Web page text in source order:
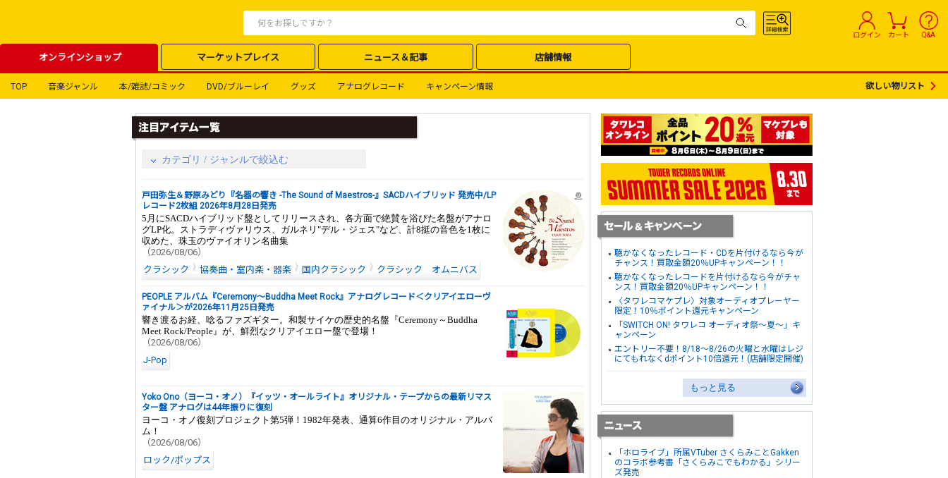
ログイン カート Q&A
オンラインショップ マーケットプレイス ニュース＆記事 店舗情報
TOP 音楽ジャンル 本/雑誌/コミック DVD/ブルーレイ グッズ アナログレコード キャンペーン情報 欲しい物リスト
カテゴリ / ジャンルで絞込む
戸田弥生＆野原みどり『名器の響き -The Sound of Maestros-』SACDハイブリッド 発売中/LP
レコード2枚組 2026年8月28日発売
5月にSACDハイブリッド盤としてリリースされ、各方面で絶賛を浴びた名盤がアナロ
グLP化。ストラディヴァリウス、ガルネリ"デル・ジェス"など、計8挺の音色を1枚に
収めた、珠玉のヴァイオリン名曲集
（2026/08/06）
クラシック
協奏曲・室内楽・器楽 国内クラシック クラシック オムニバス
PEOPLE アルバム『Ceremony～Buddha Meet Rock』アナログレコード＜クリアイエローヴ
ァイナル＞が2026年11月25日発売
響き渡るお経、唸るファズギター。和製サイケの歴史的名盤『Ceremony～Buddha
Meet Rock/People』が、鮮烈なクリアイエロー盤で登場！
（2026/08/06）
J-Pop
Yoko Ono（ヨーコ・オノ）『イッツ・オールライト』オリジナル・テープからの最新リマス
ター盤 アナログは44年振りに復刻
ヨーコ・オノ復刻プロジェクト第5弾！1982年発表、通算6作目のオリジナル・アルバ
ム！
（2026/08/06）
ロック/ポップス
聴かなくなったレコード・CDを片付けるなら今が
チャンス！買取金額20％UPキャンペーン！！
聴かなくなったレコードを片付けるなら今がチャ
ンス！買取金額20％UPキャンペーン！！
〈タワレコマケプレ〉対象オーディオプレーヤー
限定！10％ポイント還元キャンペーン
「SWITCH ON! タワレコ オーディオ祭～夏～」キ
ャンペーン
エントリー不要！8/18～8/26の火曜と水曜はレジ
にてもれなくdポイント10倍還元！(店舗限定開催)
もっと見る
「ホロライブ」所属VTuber さくらみことGakken
のコラボ参考書「さくらみこでもわかる」シリー
ズ発売